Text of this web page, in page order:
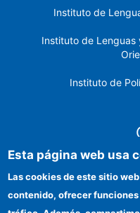
Instituto de
Instituto de Lenguas
Instituto de
Esta página web usa
Las cookies de este sitio
contenido, ofrecer